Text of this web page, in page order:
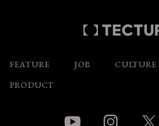
FEATURE JOB CULTURE
PRODUCT
YouTube Instagram